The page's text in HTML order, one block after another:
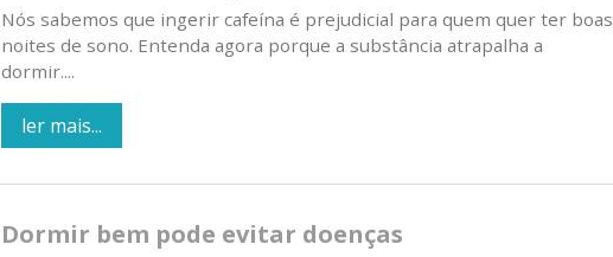
Nós sabemos que ingerir cafeína é prejudicial para quem quer ter boas
noites de sono. Entenda agora porque a substância atrapalha a
dormir....
ler mais...
Dormir bem pode evitar doenças